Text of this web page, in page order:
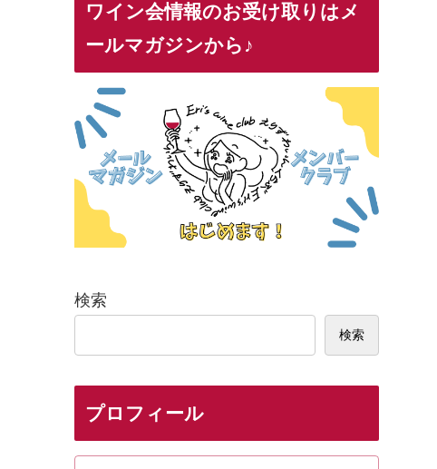
ワイン会情報のお受け取りはメ
ールマガジンから♪
検索
検索
プロフィール